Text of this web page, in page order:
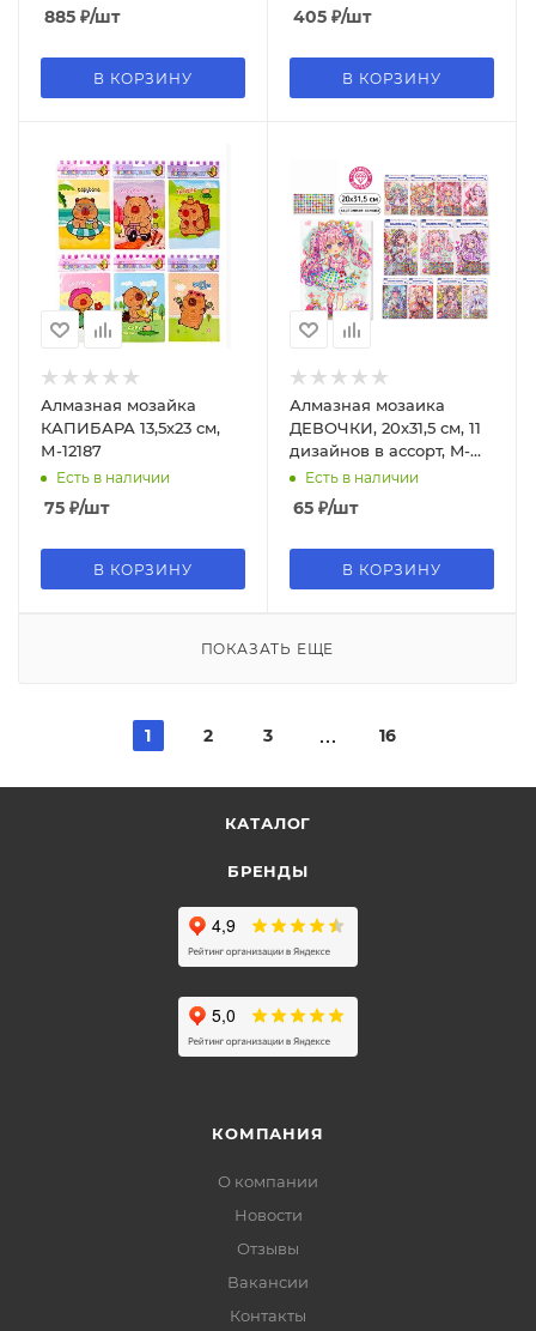
885 ₽/шт
В КОРЗИНУ
405 ₽/шт
В КОРЗИНУ
Алмазная мозайка
КАПИБАРА 13,5х23 см,
М-12187
Есть в наличии
75 ₽/шт
В КОРЗИНУ
Алмазная мозаика
ДЕВОЧКИ, 20х31,5 см, 11
дизайнов в ассорт, M-
8575Есть в наличии
65 ₽/шт
В КОРЗИНУ
ПОКАЗАТЬ ЕЩЕ
1 2 3 16
КАТАЛОГ
БРЕНДЫ
КОМПАНИЯ
О компании
Новости
Отзывы
Вакансии
Контакты